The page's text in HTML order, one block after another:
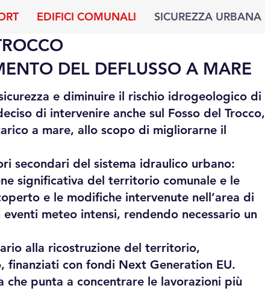
EDIFICI COMUNALI SICUREZZA URBANA
DEL DEFLUSSO A MARE
e diminuire il rischio idrogeologico di
di intervenire anche sul Fosso del Trocco,
a mare, allo scopo di migliorarne il
secondari del sistema idraulico urbano:
significativa del territorio comunale e le
e le modifiche intervenute nell’area di
meteo intensi, rendendo necessario un
alla ricostruzione del territorio,
finanziati con fondi Next Generation EU.
che punta a concentrare le lavorazioni più